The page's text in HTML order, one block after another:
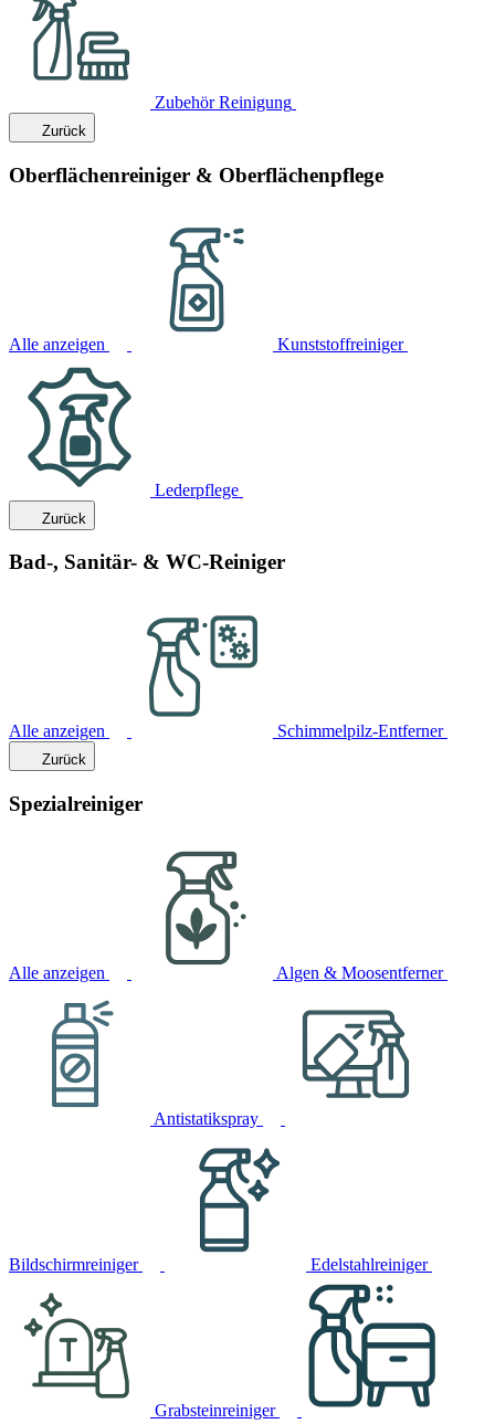
Zubehör Reinigung
Zurück
Oberflächenreiniger & Oberflächenpflege
Alle anzeigen Kunststoffreiniger
Lederpflege
Zurück
Bad-, Sanitär- & WC-Reiniger
Alle anzeigen Schimmelpilz-Entferner
Zurück
Spezialreiniger
Alle anzeigen Algen & Moosentferner
Antistatikspray
Bildschirmreiniger Edelstahlreiniger
Grabsteinreiniger